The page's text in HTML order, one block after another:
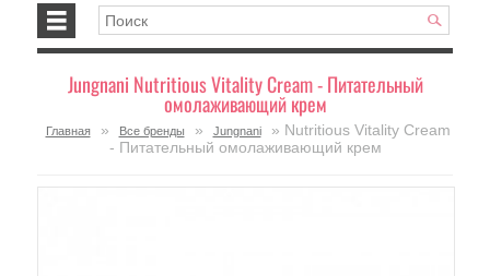
Jungnani Nutritious Vitality Cream - Питательный
омолаживающий крем
Главная » Все бренды » Jungnani
» Nutritious Vitality Cream
- Питательный омолаживающий крем